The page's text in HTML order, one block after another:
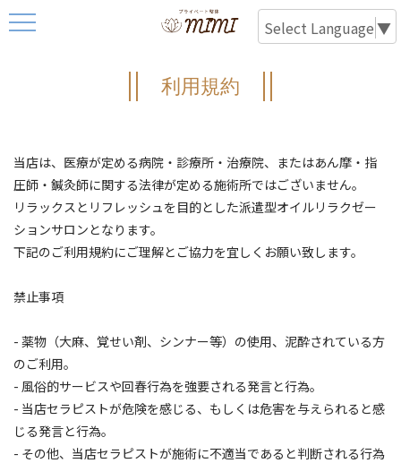
Select Language▼
利用規約
当店は、医療が定める病院・診療所・治療院、またはあん摩・指
圧師・鍼灸師に関する法律が定める施術所ではございません。
リラックスとリフレッシュを目的とした派遣型オイルリラクゼー
ションサロンとなります。
下記のご利用規約にご理解とご協力を宜しくお願い致します。
禁止事項
- 薬物（大麻、覚せい剤、シンナー等）の使用、泥酔されている方
のご利用。
- 風俗的サービスや回春行為を強要される発言と行為。
- 当店セラピストが危険を感じる、もしくは危害を与えられると感
じる発言と行為。
- その他、当店セラピストが施術に不適当であると判断される行為